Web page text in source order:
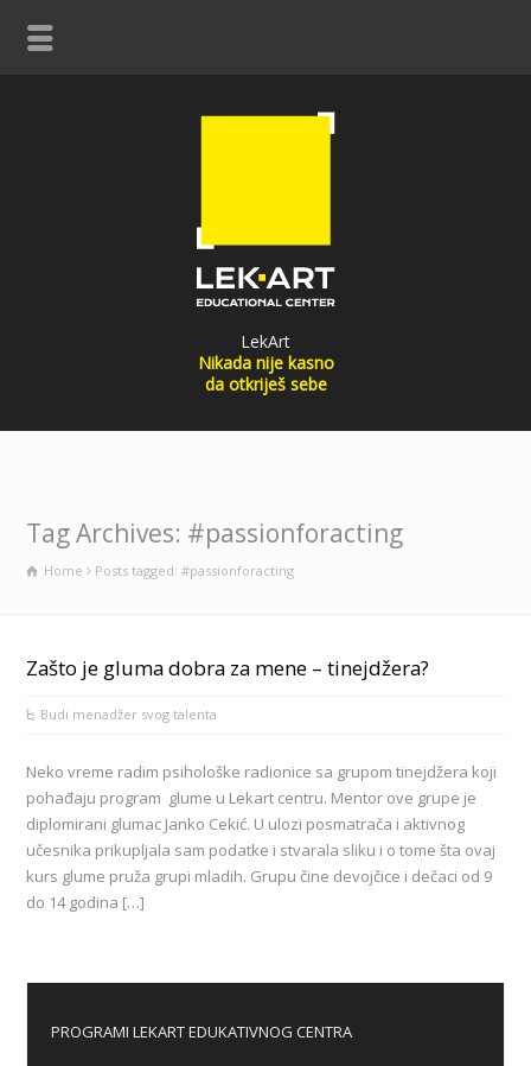
LekArt
Nikada nije kasno
da otkriješ sebe
Tag Archives: #passionforacting
Home Posts tagged: #passionforacting
Zašto je gluma dobra za mene – tinejdžera?
Budi menadžer svog talenta
Neko vreme radim psihološke radionice sa grupom tinejdžera koji
pohađaju program glume u Lekart centru. Mentor ove grupe je
diplomirani glumac Janko Cekić. U ulozi posmatrača i aktivnog
učesnika prikupljala sam podatke i stvarala sliku i o tome šta ovaj
kurs glume pruža grupi mladih. Grupu čine devojčice i dečaci od 9
do 14 godina […]
PROGRAMI LEKART EDUKATIVNOG CENTRA